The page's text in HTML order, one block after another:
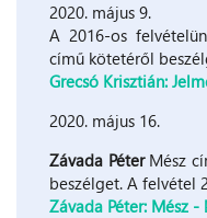
2020. május 9.
A 2016-os
című kötetéről
Grecsó Krisztián:
2020. május 16.
Závada PéterMész
beszélget. A felvétel
Závada Péter: Mész